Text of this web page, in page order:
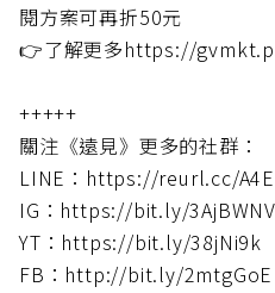
閱方案可再折50元
👉了解更多https://
+++++
關注《遠見》更多的社群：
LINE：https://reurl.cc/
IG：https://bit.ly/3AjBWNV
YT：https://bit.ly/38jNi9k
FB：http://bit.ly/2mtgGoE